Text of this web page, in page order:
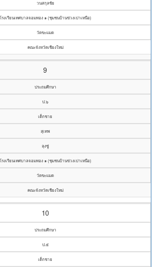
วนสกุลชัย
โรงเรียนเทศบาลจอมทอง ๑ (ชุมชนบ้านข่วงเปาเหนือ)
วัดขะแมด
คณะจังหวัดเชียงใหม่
9
ประถมศึกษา
ป.๖
เด็กชาย
สุเทพ
ลุงซู่
โรงเรียนเทศบาลจอมทอง ๑ (ชุมชนบ้านข่วงเปาเหนือ)
วัดขะแมด
คณะจังหวัดเชียงใหม่
10
ประถมศึกษา
ป.๕
เด็กชาย